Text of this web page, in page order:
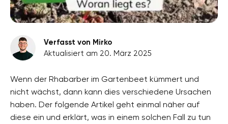
Verfasst von Mirko
Aktualisiert am 20. März 2025
Wenn der Rhabarber im Gartenbeet kümmert und
nicht wächst, dann kann dies verschiedene Ursachen
haben. Der folgende Artikel geht einmal näher auf
diese ein und erklärt, was in einem solchen Fall zu tun